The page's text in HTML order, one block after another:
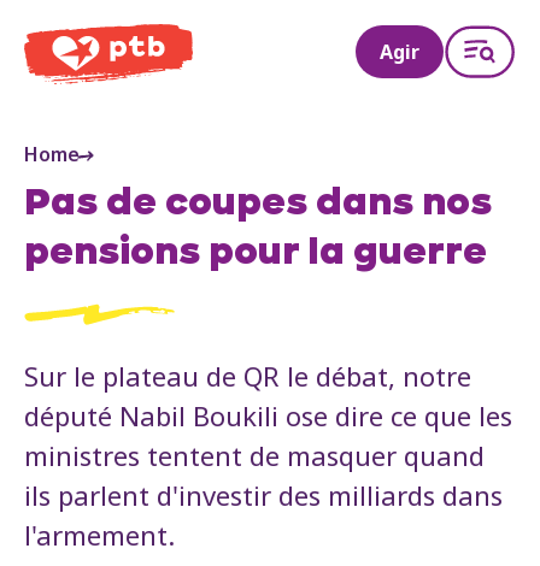
PTB
Agir
Home
Pas de coupes dans nos
pensions pour la guerre
Sur le plateau de QR le débat, notre
député Nabil Boukili ose dire ce que les
ministres tentent de masquer quand
ils parlent d'investir des milliards dans
l'armement.